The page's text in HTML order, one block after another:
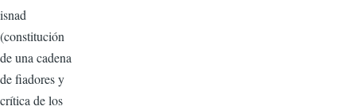
isnad
(constitución
de una cadena
de fiadores y
crítica de los